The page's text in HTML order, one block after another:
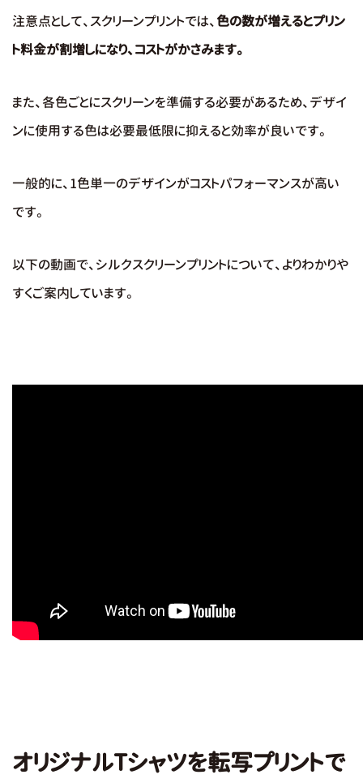
注意点として、スクリーンプリントでは、色の数が増えるとプリン
ト料金が割増しになり、コストがかさみます。
また、各色ごとにスクリーンを準備する必要があるため、デザイ
ンに使用する色は必要最低限に抑えると効率が良いです。
一般的に、1色単一のデザインがコストパフォーマンスが高い
です。
以下の動画で、シルクスクリーンプリントについて、よりわかりや
すくご案内しています。
オリジナルTシャツを転写プリントで